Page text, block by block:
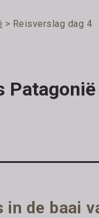
> Reisverslag dag 4
Patagonië
in de baai